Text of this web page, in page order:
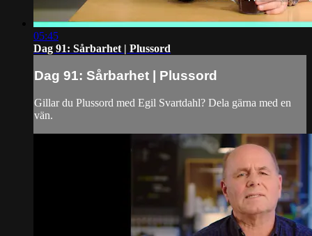
05:45
Dag 91: Sårbarhet | Plussord
Dag 91: Sårbarhet | Plussord
Gillar du Plussord med Egil Svartdahl? Dela gärna med en
vän.